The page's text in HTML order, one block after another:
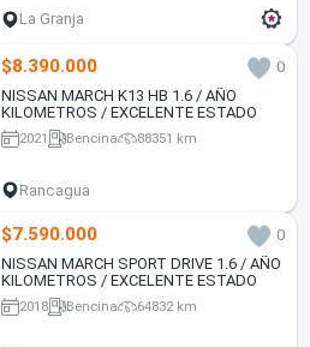
La Granja
$8.390.000
0
NISSAN MARCH K13 HB 1.6 / AÑO
KILOMETROS / EXCELENTE ESTADO
2021 Bencina 88351 km
Rancagua
$7.590.000
0
NISSAN MARCH SPORT DRIVE 1.6 / AÑO
KILOMETROS / EXCELENTE ESTADO
2018 Bencina 64832 km